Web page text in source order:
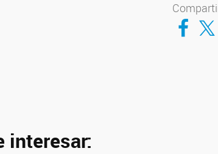
Compartir
interesar: